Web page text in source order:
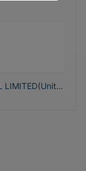
LIMITED(Unite